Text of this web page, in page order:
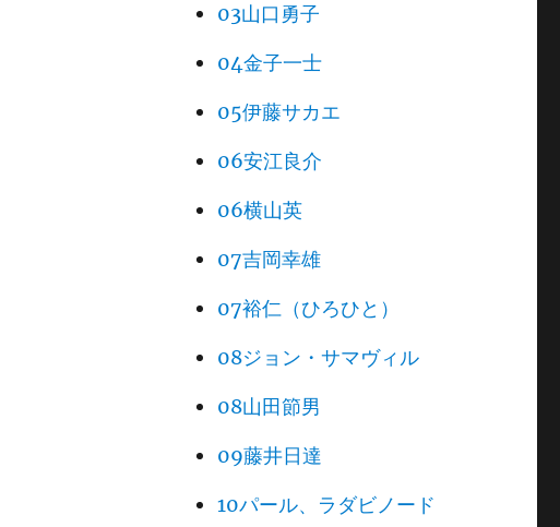
03山口勇子
04金子一士
05伊藤サカエ
06安江良介
06横山英
07吉岡幸雄
07裕仁（ひろひと）
08ジョン・サマヴィル
08山田節男
09藤井日達
10パール、ラダビノード